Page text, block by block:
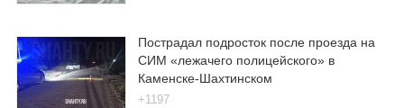
Пострадал подросток после проезда на
СИМ «лежачего полицейского» в
Каменске-Шахтинском
+1197